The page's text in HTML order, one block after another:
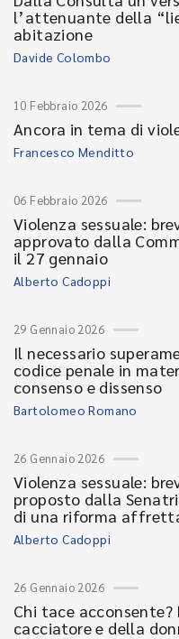
l’attenuante della
abitazione
Davide Colombo
10 Febbraio 2026
Ancora in tema di
Francesco Menditto
06 Febbraio 2026
Violenza sessuale:
approvato dalla
il 27 gennaio
Alberto Cadoppi
29 Gennaio 2026
Il necessario
codice penale in
consenso e dissenso
Bartolomeo Romano
26 Gennaio 2026
Violenza sessuale:
proposto dalla
di una riforma
Alberto Cadoppi
26 Gennaio 2026
Chi tace
cacciatore e della